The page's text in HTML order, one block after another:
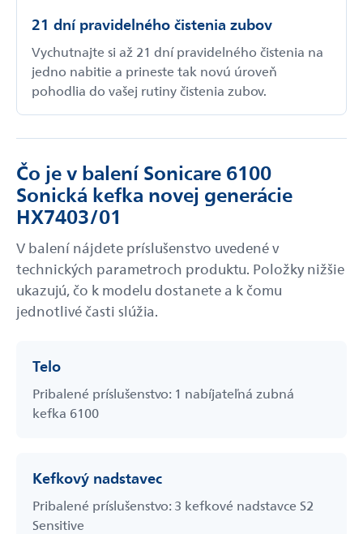
21 dní pravidelného čistenia zubov
Vychutnajte si až 21 dní pravidelného čistenia na
jedno nabitie a prineste tak novú úroveň
pohodlia do vašej rutiny čistenia zubov.
Čo je v balení Sonicare 6100
Sonická kefka novej generácie
HX7403/01
V balení nájdete príslušenstvo uvedené v
technických parametroch produktu. Položky nižšie
ukazujú, čo k modelu dostanete a k čomu
jednotlivé časti slúžia.
Telo
Pribalené príslušenstvo: 1 nabíjateľná zubná
kefka 6100
Kefkový nadstavec
Pribalené príslušenstvo: 3 kefkové nadstavce S2
Sensitive